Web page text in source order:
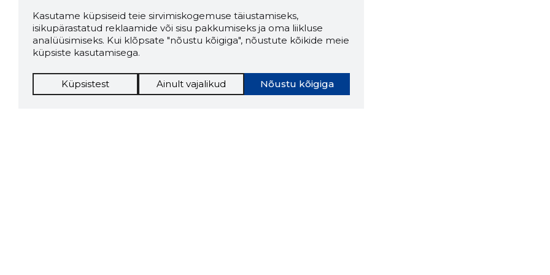
Kasutame küpsiseid teie sirvimiskogemuse täiustamiseks,
isikupärastatud reklaamide või sisu pakkumiseks ja oma liikluse
analüüsimiseks. Kui klõpsate "nõustu kõigiga", nõustute kõikide meie
küpsiste kasutamisega.
Nõustu kõigiga
Küpsistest Ainult vajalikud